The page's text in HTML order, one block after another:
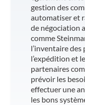
gestion des
automatiser et
de négociation
comme
l’inventaire des
l’expédition et
partenaires
prévoir les
effectuer une
les bons